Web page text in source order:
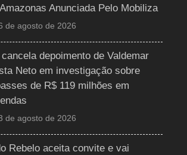
Anunciada Pelo Mobiliza
de agosto de 2026
cancela depoimento de Valdemar
Neto em investigação sobre
de R$ 119 milhões em
de agosto de 2026
Rebelo aceita convite e vai